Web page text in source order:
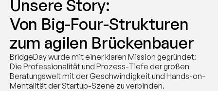
Unsere Story:
Von Big-Four-Strukturen
zum agilen Brückenbauer
BridgeDay wurde mit einer klaren Mission gegründet:
Die Professionalität und Prozess-Tiefe der großen
Beratungswelt mit der Geschwindigkeit und Hands-on-
Mentalität der Startup-Szene zu verbinden.